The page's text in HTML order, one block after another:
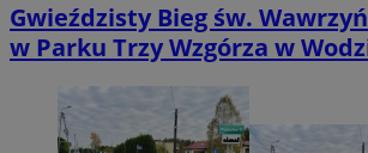
Gwieździsty Bieg św.
w Parku Trzy Wzgórza w